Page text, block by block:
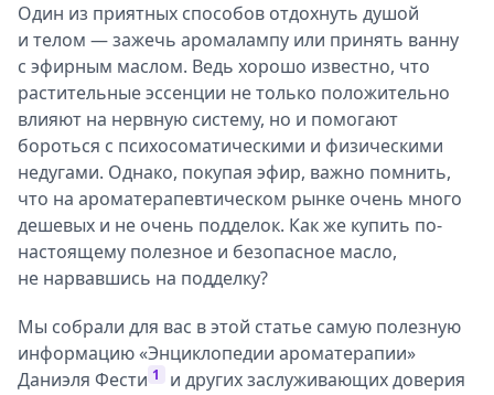
Один из приятных способов отдохнуть душой
и телом — зажечь аромалампу или принять ванну
с эфирным маслом. Ведь хорошо известно, что
растительные эссенции не только положительно
влияют на нервную систему, но и помогают
бороться с психосоматическими и физическими
недугами. Однако, покупая эфир, важно помнить,
что на ароматерапевтическом рынке очень много
дешевых и не очень подделок. Как же купить по-
настоящему полезное и безопасное масло,
не нарвавшись на подделку?
Мы собрали для вас в этой статье самую полезную
информацию «Энциклопедии ароматерапии»
Даниэля Фести 1
и других заслуживающих доверия